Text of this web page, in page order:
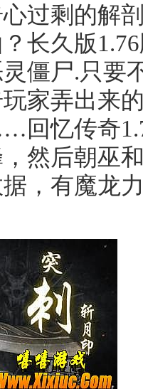
过剩的解
长久版
僵尸.只要
家弄出来
回忆传奇
然后朝巫
，有魔龙